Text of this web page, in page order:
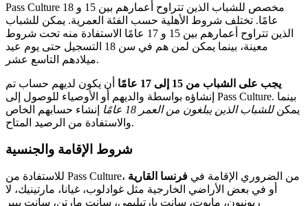
Pass Culture مخصص للشباب الذين تتراوح أعمارهم بين 15 و 18
عامًا. تختلف شروط الأهلية حسب الفئة العمرية. يمكن للشباب
الذين تتراوح أعمارهم بين 15 و 17 عامًا الاستفادة منه تحت شروط
معينة، بينما يمكن لمن هم في سن 18 التسجيل حتى يوم عيد
ميلادهم التاسع عشر.
يجب على الشباب من 15 إلى 17 عامًا
أن يكون لديهم حساب تم
إنشاؤه بواسطة والديهم أو الأوصياء للوصول إلى Pass Culture. بينما
يمكنللشباب الذين يبلغون من العمر 18 عامًا
إنشاء حسابهم الخاص
والاستفادة من الرصيد المتاح.
شروط الإقامة والجنسية
للاستفادة من Pass Culture، من الضروري الإقامة في فرنسا القارية
أو في بعض الأراضي الخارجية مثل غوادلوب، غيانا، مارتينيك، لا
ريونيون، مايوت، سانت بارتيليمي، سانت مارتن، سانت بيير